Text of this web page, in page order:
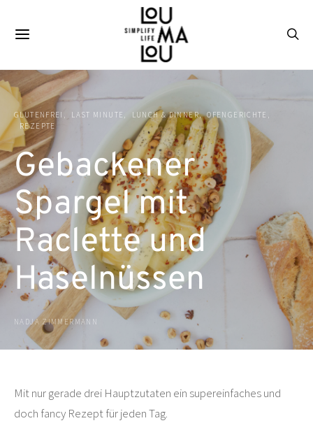
GLUTENFREI LAST MINUTE LUNCH & DINNER
OFENGERICHTE
REZEPTE
Gebackener
Spargel mit
Raclette und
Haselnüssen
NADJA ZIMMERMANN
Mit nur gerade drei Hauptzutaten ein supereinfaches und
doch fancy Rezept für jeden Tag.